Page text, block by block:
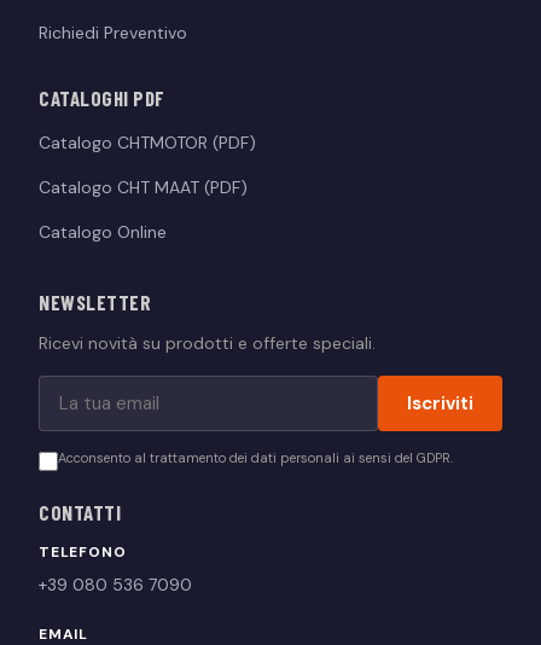
Richiedi Preventivo
CATALOGHI PDF
Catalogo CHTMOTOR (PDF)
Catalogo CHT MAAT (PDF)
Catalogo Online
NEWSLETTER
Ricevi novità su prodotti e offerte speciali.
Iscriviti
Acconsento al trattamento dei dati personali ai sensi del GDPR.
CONTATTI
TELEFONO
+39 080 536 7090
EMAIL